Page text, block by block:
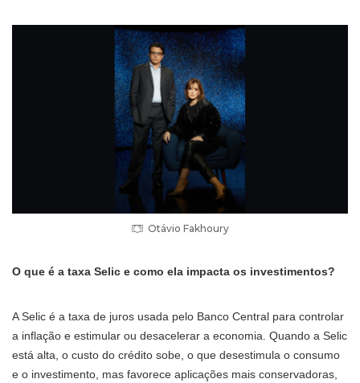
Otávio Fakhoury
O que é a taxa Selic e como ela impacta os investimentos?
A Selic é a taxa de juros usada pelo Banco Central para controlar
a inflação e estimular ou desacelerar a economia. Quando a Selic
está alta, o custo do crédito sobe, o que desestimula o consumo
e o investimento, mas favorece aplicações mais conservadoras,